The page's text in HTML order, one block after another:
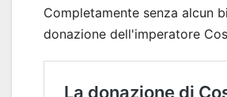
Completamente senza alcun
donazione dell'imperatore